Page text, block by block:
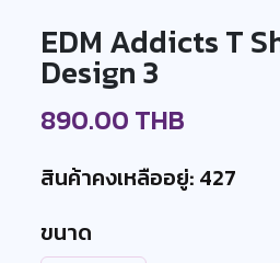
EDM Addicts T
Design 3
890.00 THB
สินค้าคงเหลืออยู่: 427
ขนาด